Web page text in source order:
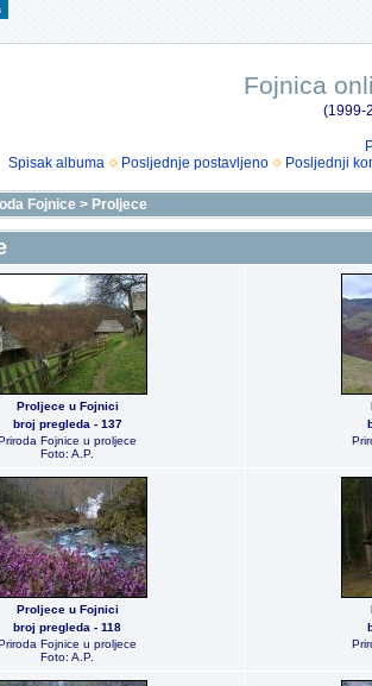
Fojnica
(1999-
Spisak albuma
Posljednje postavljeno Posljednji
Fojnice > Proljece
Proljece u Fojnici
broj pregleda - 137
Fojnice u proljece
Foto: A.P.
Proljece u Fojnici
broj pregleda - 118
Fojnice u proljece
Foto: A.P.